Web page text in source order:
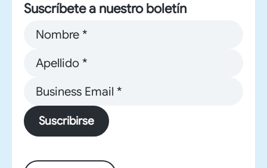
Suscríbete a nuestro boletín
Suscribirse